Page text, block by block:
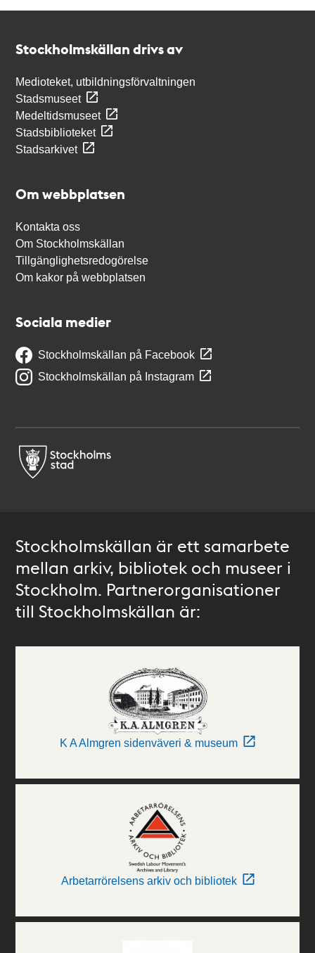
Stockholmskällan drivs av
Medioteket, utbildningsförvaltningen
Stadsmuseet
Medeltidsmuseet
Stadsbiblioteket
Stadsarkivet
Om webbplatsen
Kontakta oss
Om Stockholmskällan
Tillgänglighetsredogörelse
Om kakor på webbplatsen
Sociala medier
Stockholmskällan på Facebook
Stockholmskällan på Instagram
Stockholmskällan är ett samarbete
mellan arkiv, bibliotek och museer i
Stockholm. Partnerorganisationer
till Stockholmskällan är:
K A Almgren sidenväveri & museum
Arbetarrörelsens arkiv och bibliotek